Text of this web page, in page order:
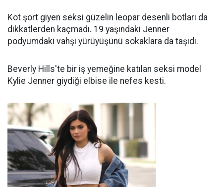
Kot şort giyen seksi güzelin leopar desenli botları da
dikkatlerden kaçmadı. 19 yaşındaki Jenner
podyumdaki vahşi yürüyüşünü sokaklara da taşıdı.
Beverly Hills'te bir iş yemeğine katılan seksi model
Kylie Jenner giydiği elbise ile nefes kesti.